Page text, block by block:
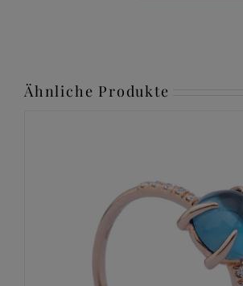
Ähnliche Produkte